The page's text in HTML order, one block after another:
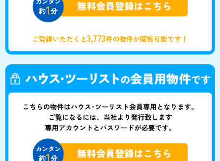
ご登録いただくと3,773件の物件が閲覧可能です！